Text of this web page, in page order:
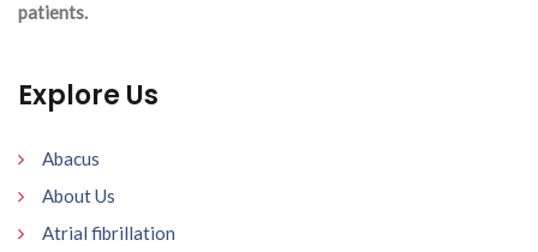
patients.
Explore Us
Abacus
About Us
Atrial fibrillation